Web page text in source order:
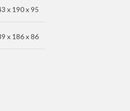
x 190 x 95
x 186 x 86